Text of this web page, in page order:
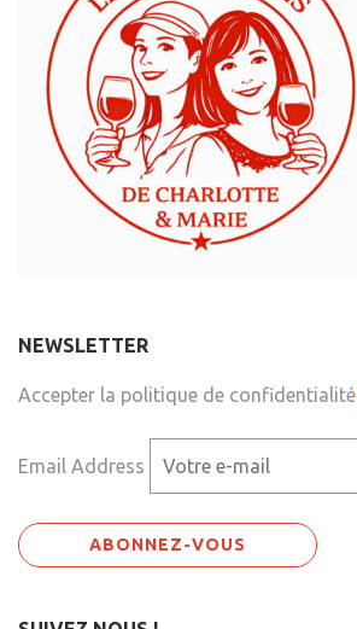
NEWSLETTER
Accepter la politique de confidentialité
Email Address